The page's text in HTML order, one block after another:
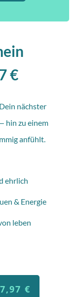
€
nächster
hin zu einem
anfühlt.
ehrlich
& Energie
leben
€